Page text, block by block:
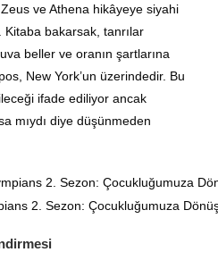
ve Athena hikâyeye siyahi
Kitaba bakarsak, tanrılar
beller ve oranın şartlarına
New York’un üzerindedir. Bu
ifade ediliyor ancak
mıydı diye düşünmeden
2. Sezon: Çocukluğumuza